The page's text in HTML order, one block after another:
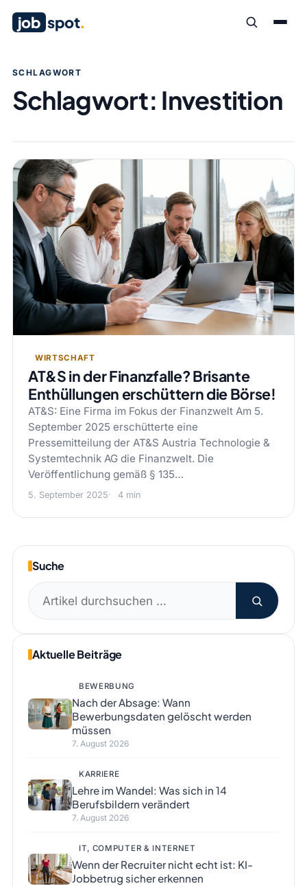
job spot.
SCHLAGWORT
Schlagwort: Investition
WIRTSCHAFT
AT&S in der Finanzfalle? Brisante
Enthüllungen erschüttern die Börse!
AT&S: Eine Firma im Fokus der Finanzwelt Am 5.
September 2025 erschütterte eine
Pressemitteilung der AT&S Austria Technologie &
Systemtechnik AG die Finanzwelt. Die
Veröffentlichung gemäß § 135…
5. September 2025 4 min
Suche
Suchen
nach:
Aktuelle Beiträge
BEWERBUNG
Nach der Absage: Wann
Bewerbungsdaten gelöscht werden
müssen
7. August 2026
KARRIERE
Lehre im Wandel: Was sich in 14
Berufsbildern verändert
7. August 2026
IT, COMPUTER & INTERNET
Wenn der Recruiter nicht echt ist: KI-
Jobbetrug sicher erkennen